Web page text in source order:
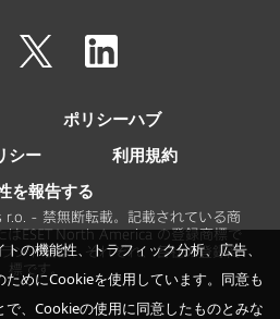
ポリシーハブ
シー
利用規約
を報告する
r.o. - 禁無断転載。記載されている商
はESET North America の登録商標で
ンド名は、それぞれ、各社の登録商
標です。
の機能性、トラフィック分析、広告、
めにCookieを使用しています。同意も
、Cookieの使用に同意したものとみな